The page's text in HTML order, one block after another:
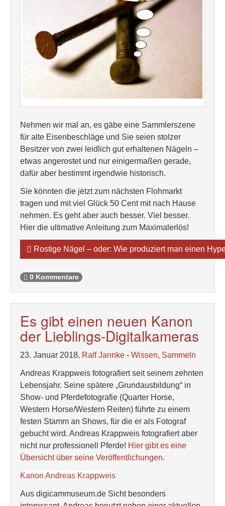
Nehmen wir mal an, es gäbe eine Sammlerszene
für alte Eisenbeschläge und Sie seien stolzer
Besitzer von zwei leidlich gut erhaltenen Nägeln –
etwas angerostet und nur einigermaßen gerade,
dafür aber bestimmt irgendwie historisch.
Sie könnten die jetzt zum nächsten Flohmarkt
tragen und mit viel Glück 50 Cent mit nach Hause
nehmen. Es geht aber auch besser. Viel besser.
Hier die ultimative Anleitung zum Maximalerlös!
Rostige Nägel – oder: Wie produziert man einen
0 Kommentare
Es gibt einen neuen Kanon
der Lieblings-Digitalkameras
23. Januar 2018, Ralf Jannke - Wissen, Sammeln
Andreas Krappweis fotografiert seit seinem zehnten
Lebensjahr. Seine spätere „Grundausbildung“ in
Show- und Pferdefotografie (Quarter Horse,
Western Horse/Western Reiten) führte zu einem
festen Stamm an Shows, für die er als Fotograf
gebucht wird. Andreas Krappweis fotografiert aber
nicht nur professionell Pferde! Hier gibt es eine
Übersicht über seine Veröffentlichungen.
Kanon Andreas Krappweis
Aus digicammuseum.de Sicht besonders